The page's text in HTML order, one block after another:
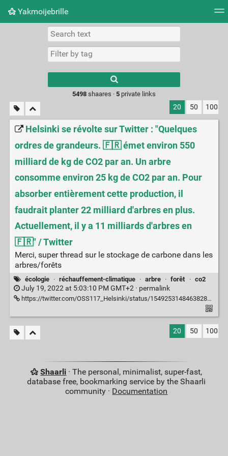
Yakmoijebrille
Picture wall
results.
5498shaares · 5private links
20 50 100
Helsinki se révolte sur Twitter : "Quelques
ordres de grandeurs. 🇫🇷 émet environ 550
milliard de kg de CO2 par an. Un arbre
consomme environ 25 kg de CO2 par an. Pour
absorber entièrement cette production, il
faudrait planter 22 milliard d'arbres en plus.
Actuellement, il y a 11 milliards d'arbres en
🇫🇷" / Twitter
Merci, super thread sur le stockage de carbone dans les
arbres/forêts
écologie · réchauffement-climatique · arbre · forêt · co2
July 19, 2022 at 5:03:10 PM GMT+2 · permalink
https://twitter.com/OSS117_Helsinki/status/1549253148463828996
20 50 100
Shaarli · The personal, minimalist, super-fast,
database free, bookmarking service by the Shaarli
community · Documentation